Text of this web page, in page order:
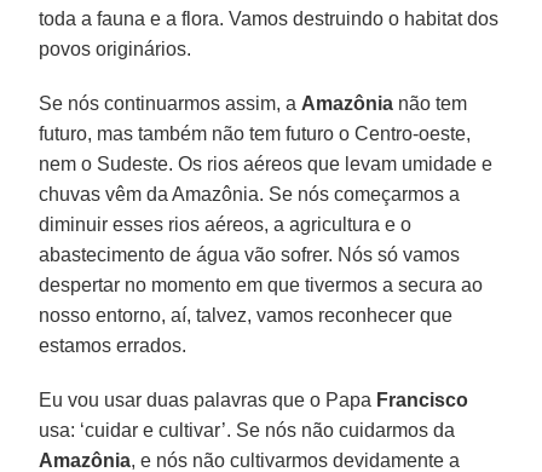
toda a fauna e a flora. Vamos destruindo o habitat dos
povos originários.
Se nós continuarmos assim, a Amazônia não tem
futuro, mas também não tem futuro o Centro-oeste,
nem o Sudeste. Os rios aéreos que levam umidade e
chuvas vêm da Amazônia. Se nós começarmos a
diminuir esses rios aéreos, a agricultura e o
abastecimento de água vão sofrer. Nós só vamos
despertar no momento em que tivermos a secura ao
nosso entorno, aí, talvez, vamos reconhecer que
estamos errados.
Eu vou usar duas palavras que o Papa Francisco
usa: ‘cuidar e cultivar’. Se nós não cuidarmos da
Amazônia, e nós não cultivarmos devidamente a